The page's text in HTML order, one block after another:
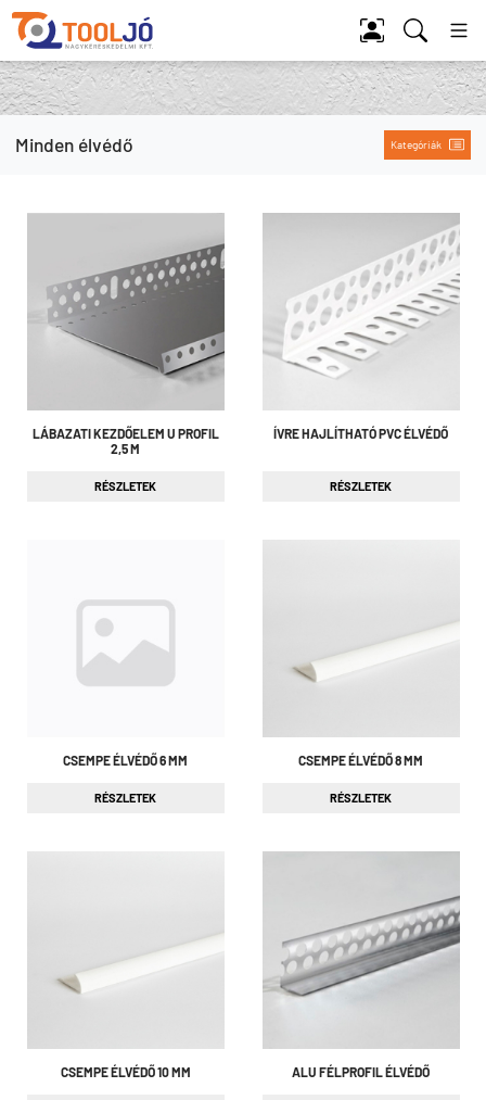
Tool Jó
Minden élvédő Kategóriák
LÁBAZATI KEZDŐELEM U PROFIL
2,5 M
RÉSZLETEK
ÍVRE HAJLÍTHATÓ PVC ÉLVÉDŐ
RÉSZLETEK
CSEMPE ÉLVÉDŐ 6 MM
RÉSZLETEK
CSEMPE ÉLVÉDŐ 8 MM
RÉSZLETEK
CSEMPE ÉLVÉDŐ 10 MM ALU FÉLPROFIL ÉLVÉDŐ